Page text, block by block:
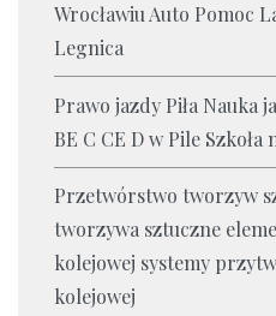
Wrocławiu Auto Pomoc
Legnica
Prawo jazdy Piła Nauka
BE C CE D‎ w Pile Szkoła
Przetwórstwo tworzyw
tworzywa sztuczne
kolejowej systemy
kolejowej